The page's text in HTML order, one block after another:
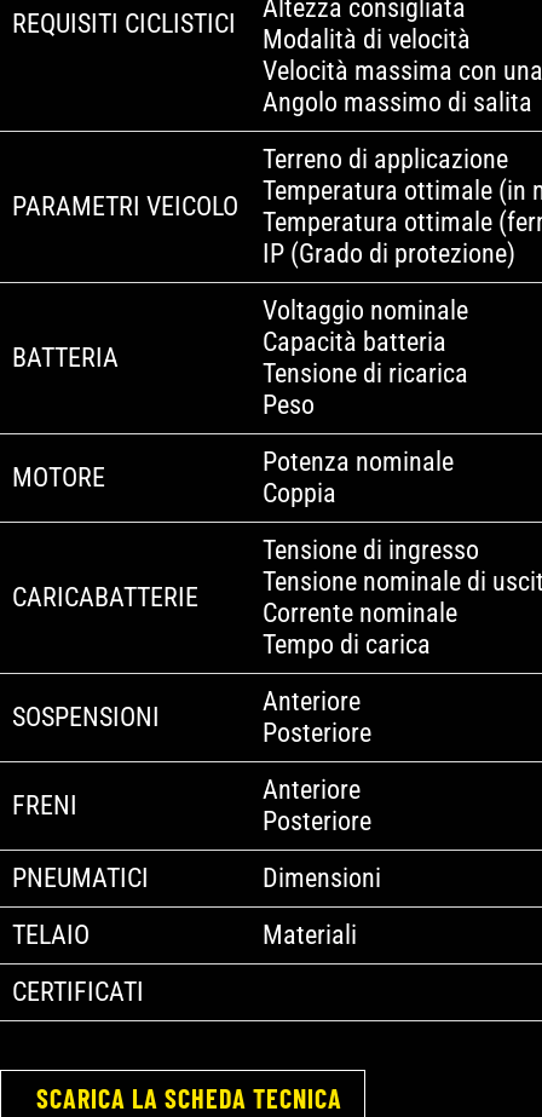
REQUISITI CICLISTICI
Altezza consigliata
Modalità di velocità
Velocità massima con
Angolo massimo di salita
PARAMETRI VEICOLO
Terreno di applicazione
Temperatura ottimale (in
Temperatura ottimale
IP (Grado di protezione)
BATTERIA
Voltaggio nominale
Capacità batteria
Tensione di ricarica
Peso
MOTORE
Potenza nominale
Coppia
CARICABATTERIE
Tensione di ingresso
Tensione nominale di
Corrente nominale
Tempo di carica
SOSPENSIONI
Anteriore
Posteriore
FRENI
Anteriore
Posteriore
PNEUMATICI
Dimensioni
TELAIO
Materiali
CERTIFICATI
SCARICA LA SCHEDA TECNICA